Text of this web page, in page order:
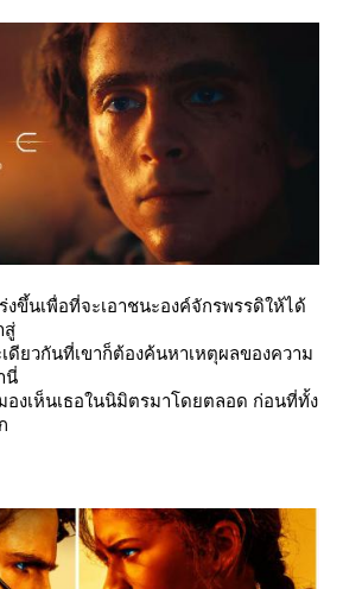
ขึ้นเพื่อที่จะเอาชนะองค์จักรพรรดิให้ได้
สู่
ดียวกันที่เขาก็ต้องค้นหาเหตุผลของความ
นี่
มองเห็นเธอในนิมิตรมาโดยตลอด ก่อนที่ทั้ง